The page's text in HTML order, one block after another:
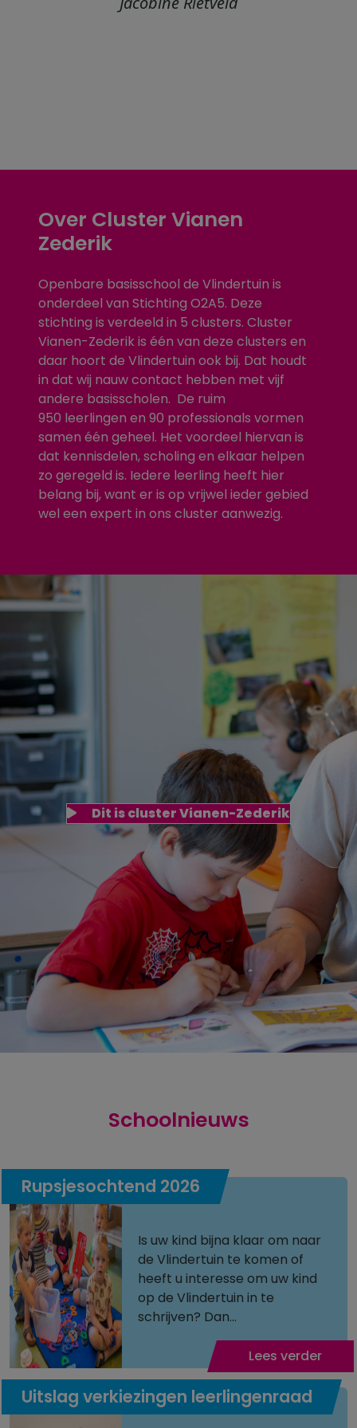
BEJEGENING IN HUN EIGEN
Over Cluster Vianen
Zederik
Openbare basisschool de Vlindertuin is
onderdeel van Stichting O2A5. Deze
stichting is verdeeld in 5 clusters. Cluster
Vianen-Zederik is één van deze clusters en
daar hoort de Vlindertuin ook bij. Dat houdt
in dat wij nauw contact hebben met vijf
andere basisscholen. De ruim
950 leerlingen en 90 professionals vormen
samen één geheel. Het voordeel hiervan is
dat kennisdelen, scholing en elkaar helpen
zo geregeld is. Iedere leerling heeft hier
belang bij, want er is op vrijwel ieder gebied
wel een expert in ons cluster aanwezig.
Dit is cluster Vianen-Zederik
Schoolnieuws
Rupsjesochtend 2026
Is uw kind bijna klaar om naar
de Vlindertuin te komen of
heeft u interesse om uw kind
op de Vlindertuin in te
schrijven? Dan...
Lees verder
Uitslag verkiezingen leerlingenraad